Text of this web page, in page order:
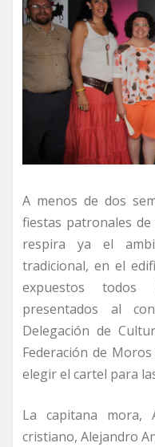
A menos de dos
fiestas patronales
respira ya el
tradicional, en el
expuestos
presentados al
Delegación de
Federación de
elegir el cartel para
La capitana mora,
cristiano, Alejandro